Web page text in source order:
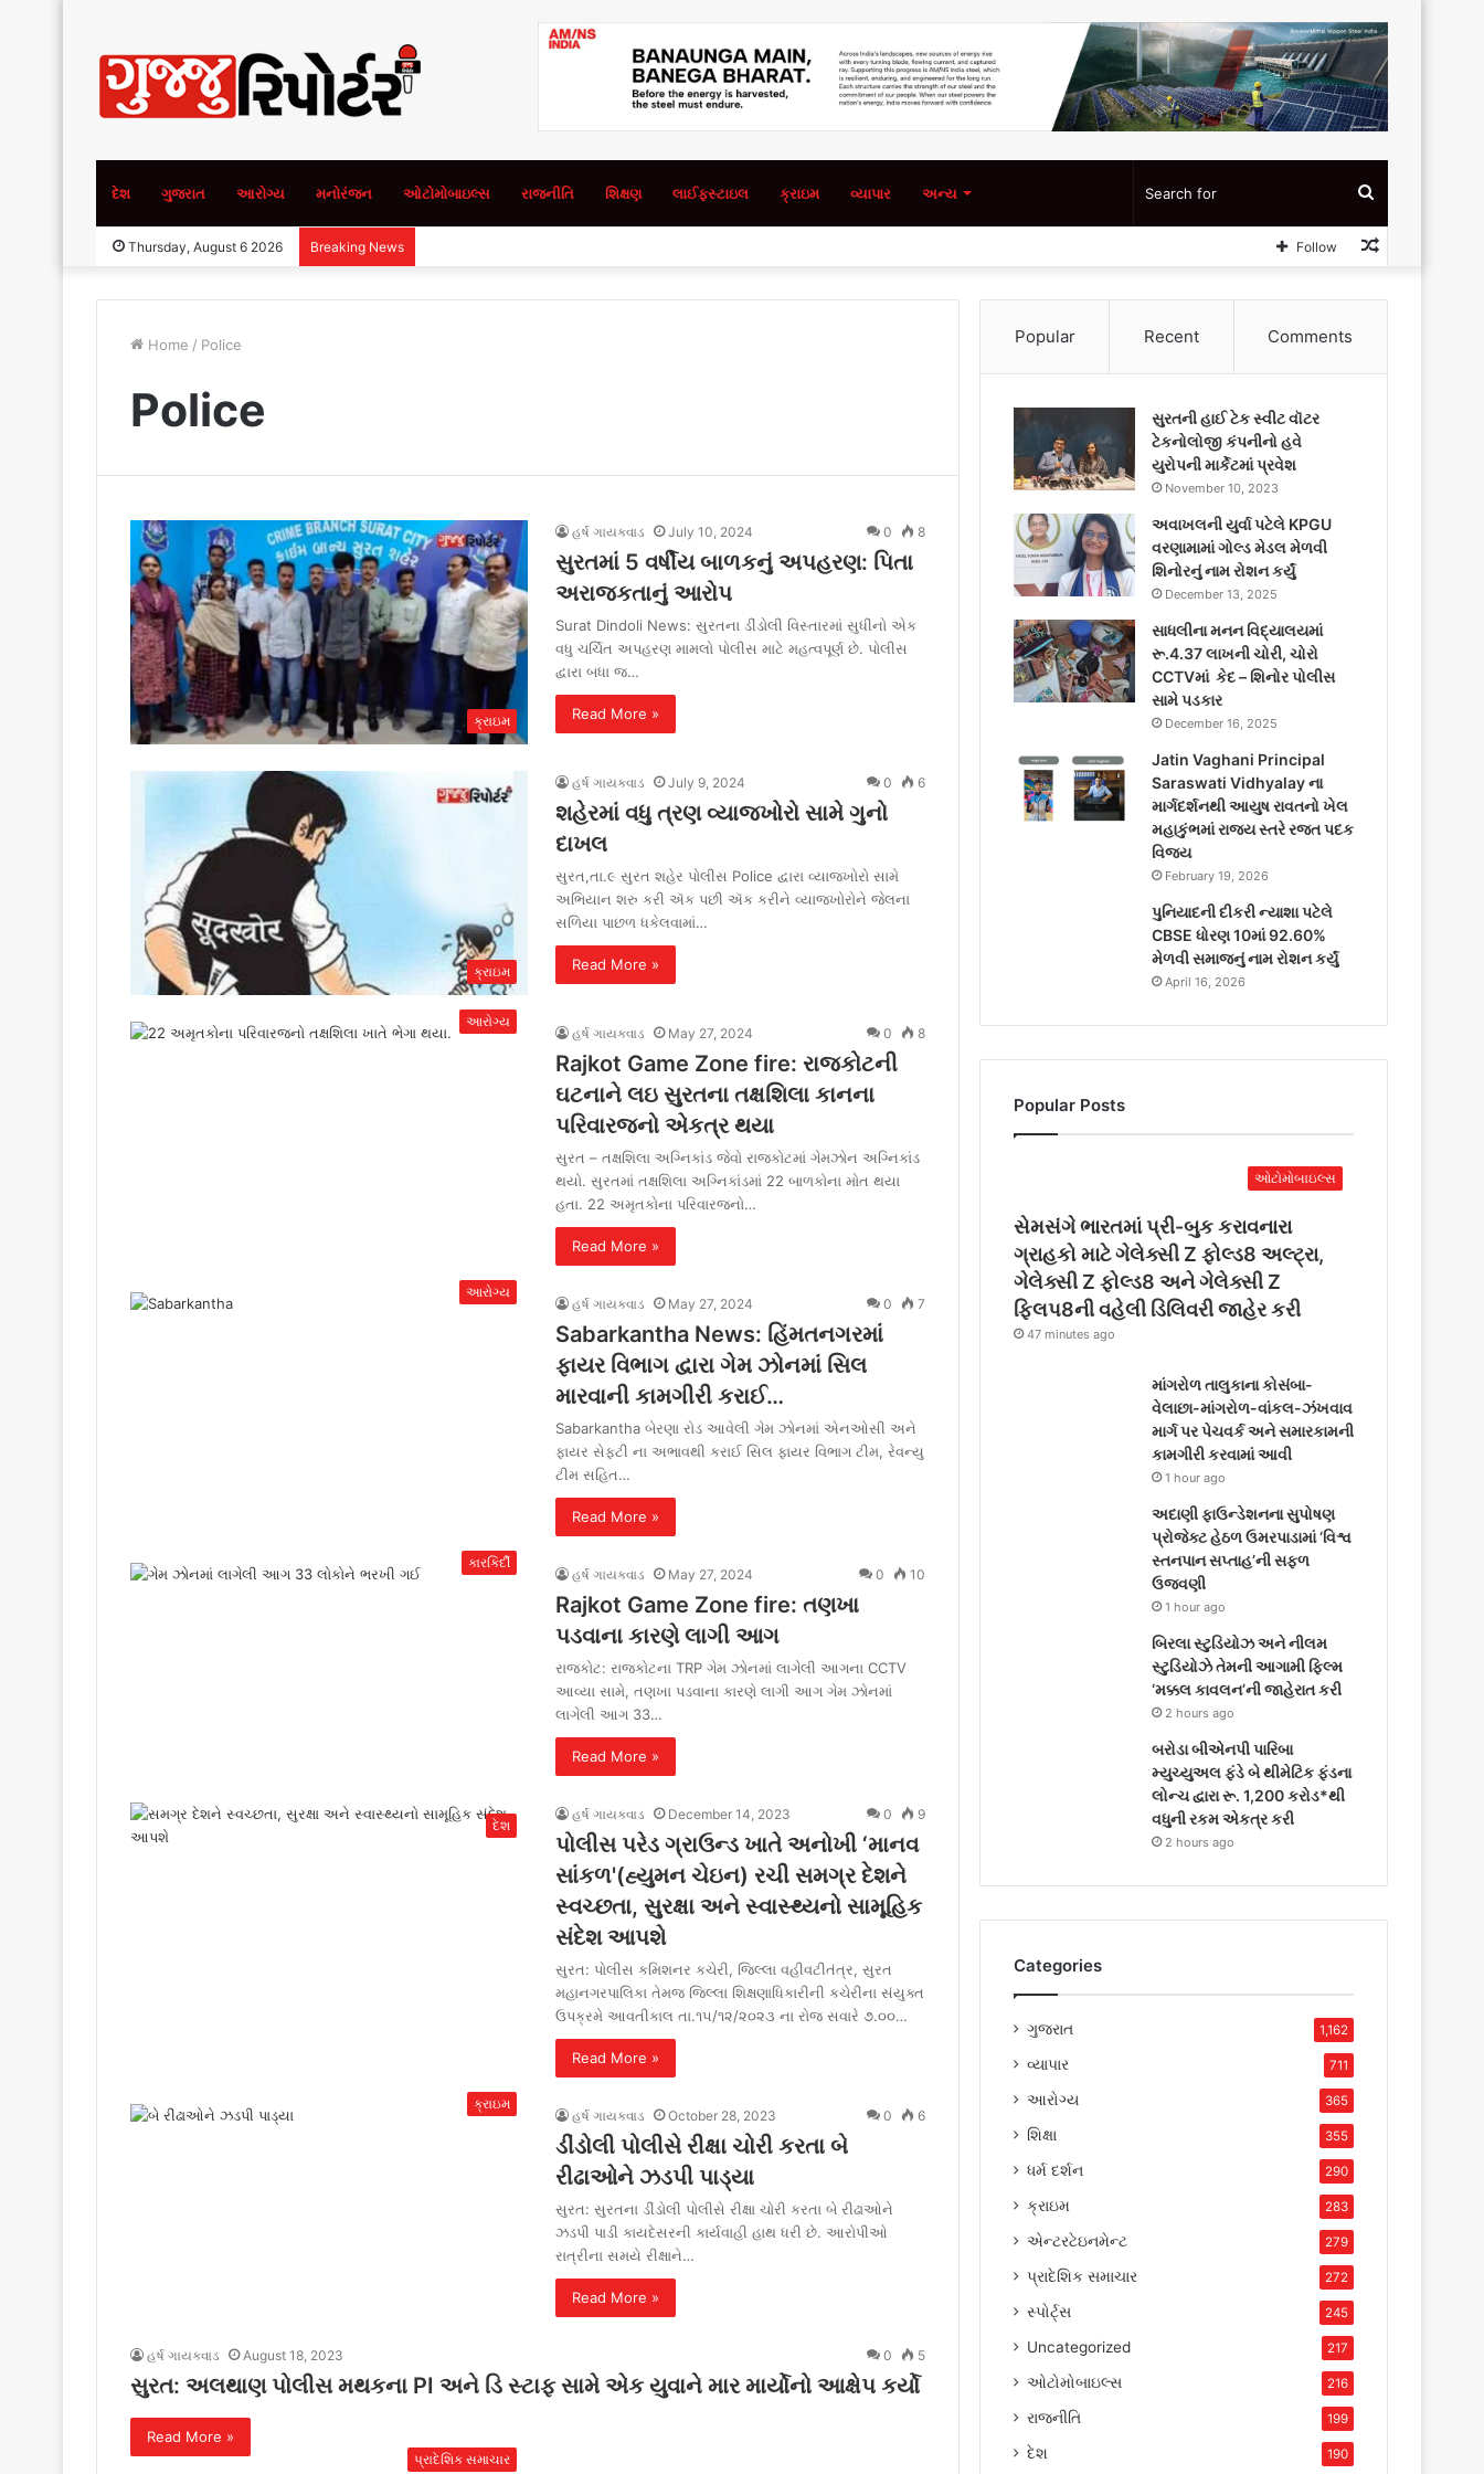
દેશ ગુજરાત આરોગ્ય મનોરંજન ઓટોમોબાઇલ્સ રાજનીતિ શિક્ષણ લાઈફસ્ટાઇલ ક્રાઇમ વ્યાપાર અન્ય
for
Thursday, August 6 2026 Breaking News Follow
Home / Police
Police
ક્રાઇમ
હર્ષ ગાયક્વાડ July 10, 2024 0 8
સુરતમાં 5 વર્ષીય બાળકનું અપહરણ: પિતા
અરાજકતાનું આરોપ
Surat Dindoli News: સુરતના ડીંડોલી વિસ્તારમાં સુધીનો એક
વધુ ચર્ચિત અપહરણ મામલો પોલીસ માટે મહત્વપૂર્ણ છે. પોલીસ
દ્વારા બધા જ…
Read More »
ક્રાઇમ
હર્ષ ગાયક્વાડ July 9, 2024 0 6
શહેરમાં વધુ ત્રણ વ્યાજખોરો સામે ગુનો
દાખલ
સુરત,તા.૯ સુરત શહેર પોલીસ Police દ્વારા વ્યાજખોરો સામે
અભિયાન શરુ કરી ઍક પછી ઍક કરીને વ્યાજખોરોને જેલના
સળિયા પાછળ ધકેલવામાં…
Read More »
આરોગ્ય
હર્ષ ગાયક્વાડ May 27, 2024 0 8
Rajkot Game Zone fire: રાજકોટની
ઘટનાને લઇ સુરતના તક્ષશિલા કાનના
પરિવારજનો એકત્ર થયા
સુરત – તક્ષશિલા અગ્નિકાંડ જેવો રાજકોટમાં ગેમઝોન અગ્નિકાંડ
થયો. સુરતમાં તક્ષશિલા અગ્નિકાંડમાં 22 બાળકોના મોત થયા
હતા. 22 અમૃતકોના પરિવારજનો…
Read More »
આરોગ્ય
હર્ષ ગાયક્વાડ May 27, 2024 0 7
Sabarkantha News: હિંમતનગરમાં
ફાયર વિભાગ દ્વારા ગેમ ઝોનમાં સિલ
મારવાની કામગીરી કરાઈ…
Sabarkantha બેરણા રોડ આવેલી ગેમ ઝોનમાં એનઓસી અને
ફાયર સેફટી ના અભાવથી કરાઈ સિલ ફાયર વિભાગ ટીમ, રેવન્યુ
ટીમ સહિત…
Read More »
કારકિર્દી
હર્ષ ગાયક્વાડ May 27, 2024 0 10
Rajkot Game Zone fire: તણખા
પડવાના કારણે લાગી આગ
રાજકોટ: રાજકોટના TRP ગેમ ઝોનમાં લાગેલી આગના CCTV
આવ્યા સામે, તણખા પડવાના કારણે લાગી આગ ગેમ ઝોનમાં
લાગેલી આગ 33…
Read More »
દેશ
હર્ષ ગાયક્વાડ December 14, 2023 0 9
પોલીસ પરેડ ગ્રાઉન્ડ ખાતે અનોખી ‘માનવ
સાંકળ'(હ્યુમન ચેઇન) રચી સમગ્ર દેશને
સ્વચ્છતા, સુરક્ષા અને સ્વાસ્થ્યનો સામૂહિક
સંદેશ આપશે
સુરત: પોલીસ કમિશનર કચેરી, જિલ્લા વહીવટીતંત્ર, સુરત
મહાનગરપાલિકા તેમજ જિલ્લા શિક્ષણાધિકારીની કચેરીના સંયુક્ત
ઉપક્રમે આવતીકાલ તા.૧૫/૧૨/૨૦૨૩ ના રોજ સવારે ૭.૦૦…
Read More »
ક્રાઇમ
હર્ષ ગાયક્વાડ October 28, 2023 0 6
ડીંડોલી પોલીસે રીક્ષા ચોરી કરતા બે
રીઢાઓને ઝડપી પાડ્યા
સુરત: સુરતના ડીંડોલી પોલીસે રીક્ષા ચોરી કરતા બે રીઢાઓને
ઝડપી પાડી કાયદેસરની કાર્યવાહી હાથ ધરી છે. આરોપીઓ
રાત્રીના સમયે રીક્ષાને…
Read More »
હર્ષ ગાયક્વાડ August 18, 2023 0 5
સુરત: અલથાણ પોલીસ મથકના PI અને ડિ સ્ટાફ સામે એક યુવાને માર માર્યોનો આક્ષેપ કર્યો
Read More »
પ્રાદેશિક સમાચાર
Popular Recent Comments
સુરતની હાઈ ટેક સ્વીટ વૉટર
ટેકનોલોજી કંપનીનો હવે
યુરોપની માર્કેટમાં પ્રવેશ
November 10, 2023
અવાખલની યુર્વા પટેલે KPGU
વરણામામાં ગોલ્ડ મેડલ મેળવી
શિનોરનું નામ રોશન કર્યું
December 13, 2025
સાધલીના મનન વિદ્યાલયમાં
રૂ.4.37 લાખની ચોરી, ચોરો
CCTVમાં કેદ – શિનોર પોલીસ
સામે પડકાર
December 16, 2025
Jatin Vaghani Principal
Saraswati Vidhyalay ના
માર્ગદર્શનથી આયુષ રાવતનો ખેલ
મહાકુંભમાં રાજ્ય સ્તરે રજત પદક
વિજય
February 19, 2026
પુનિયાદની દીકરી ન્યાશા પટેલે
CBSE ધોરણ 10માં 92.60%
મેળવી સમાજનું નામ રોશન કર્યું
April 16, 2026
Popular Posts
ઓટોમોબાઇલ્સ
સેમસંગે ભારતમાં પ્રી-બુક કરાવનારા
ગ્રાહકો માટે ગેલેક્સી Z ફોલ્ડ8 અલ્ટ્રા,
ગેલેક્સી Z ફોલ્ડ8 અને ગેલેક્સી Z
ફ્લિપ8ની વહેલી ડિલિવરી જાહેર કરી
47 minutes ago
માંગરોળ તાલુકાના કોસંબા-
વેલાછા-માંગરોળ-વાંકલ-ઝંખવાવ
માર્ગ પર પેચવર્ક અને સમારકામની
કામગીરી કરવામાં આવી
1 hour ago
અદાણી ફાઉન્ડેશનના સુપોષણ
પ્રોજેક્ટ હેઠળ ઉમરપાડામાં ‘વિશ્વ
સ્તનપાન સપ્તાહ’ની સફળ
ઉજવણી
1 hour ago
બિરલા સ્ટુડિયોઝ અને નીલમ
સ્ટુડિયોઝે તેમની આગામી ફિલ્મ
‘મક્કલ કાવલન’ની જાહેરાત કરી
2 hours ago
બરોડા બીએનપી પારિબા
મ્યુચ્યુઅલ ફંડે બે થીમેટિક ફંડના
લોન્ચ દ્વારા રૂ. 1,200 કરોડ*થી
વધુની રકમ એકત્ર કરી
2 hours ago
Categories
ગુજરાત 1,162
વ્યાપાર 711
આરોગ્ય 365
શિક્ષા 355
ધર્મ દર્શન 290
ક્રાઇમ 283
એન્ટરટેઇનમેન્ટ 279
પ્રાદેશિક સમાચાર 272
સ્પોર્ટ્સ 245
Uncategorized 217
ઓટોમોબાઇલ્સ 216
રાજનીતિ 199
દેશ 190